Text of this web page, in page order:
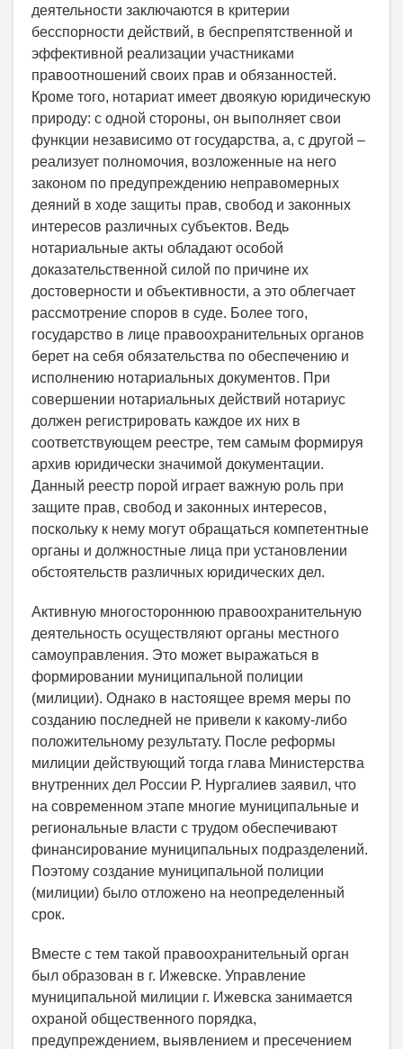
деятельности заключаются в критерии
бесспорности действий, в беспрепятственной и
эффективной реализации участниками
правоотношений своих прав и обязанностей.
Кроме того, нотариат имеет двоякую юридическую
природу: с одной стороны, он выполняет свои
функции независимо от государства, а, с другой –
реализует полномочия, возложенные на него
законом по предупреждению неправомерных
деяний в ходе защиты прав, свобод и законных
интересов различных субъектов. Ведь
нотариальные акты обладают особой
доказательственной силой по причине их
достоверности и объективности, а это облегчает
рассмотрение споров в суде. Более того,
государство в лице правоохранительных органов
берет на себя обязательства по обеспечению и
исполнению нотариальных документов. При
совершении нотариальных действий нотариус
должен регистрировать каждое их них в
соответствующем реестре, тем самым формируя
архив юридически значимой документации.
Данный реестр порой играет важную роль при
защите прав, свобод и законных интересов,
поскольку к нему могут обращаться компетентные
органы и должностные лица при установлении
обстоятельств различных юридических дел.
Активную многостороннюю правоохранительную
деятельность осуществляют органы местного
самоуправления. Это может выражаться в
формировании муниципальной полиции
(милиции). Однако в настоящее время меры по
созданию последней не привели к какому-либо
положительному результату. После реформы
милиции действующий тогда глава Министерства
внутренних дел России Р. Нургалиев заявил, что
на современном этапе многие муниципальные и
региональные власти с трудом обеспечивают
финансирование муниципальных подразделений.
Поэтому создание муниципальной полиции
(милиции) было отложено на неопределенный
срок.
Вместе с тем такой правоохранительный орган
был образован в г. Ижевске. Управление
муниципальной милиции г. Ижевска занимается
охраной общественного порядка,
предупреждением, выявлением и пресечением